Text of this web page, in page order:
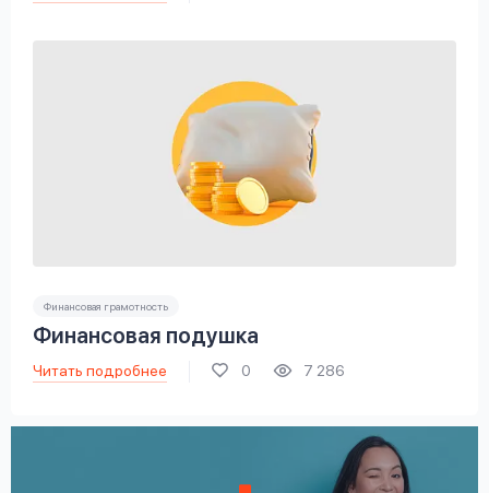
Финансовая грамотность
Финансовая подушка
Читать подробнее 0 7 286